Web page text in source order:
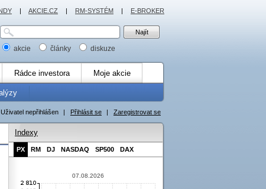
akcie články diskuze
Rádce investora Moje akcie
Uživatel nepřihlášen | Přihlásit se | Zaregistrovat se
Indexy
PX RM DJ NASDAQ SP500 DAX
07.08.2026
| AKCIE.CZ | RM-SYSTÉM | E-BROKER